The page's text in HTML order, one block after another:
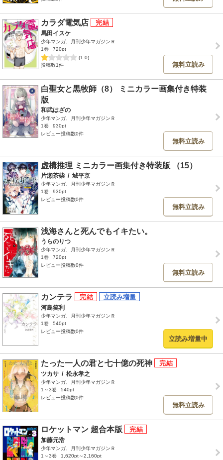
カラダ電気店
馬田イスケ
少年マンガ、月刊少年マガジンＲ
1巻
720pt
(1.0)
投稿数1件
無料立読み
白聖女と黒牧師（8） ミニカラー画集付き特装
版
和武はざの
少年マンガ、月刊少年マガジンＲ
1巻
930pt
レビュー投稿数0件
無料立読み
虚構推理 ミニカラー画集付き特装版 （15）
片瀬茶柴 / 城平京
少年マンガ、月刊少年マガジンＲ
1巻
930pt
レビュー投稿数0件
無料立読み
浅海さんと死んでもイキたい。
うらのりつ
少年マンガ、月刊少年マガジンＲ
1巻
720pt
レビュー投稿数0件
無料立読み
カンテラ
河島笑利
少年マンガ、月刊少年マガジンＲ
1巻
540pt
レビュー投稿数0件
立読み増量中
たった一人の君と七十億の死神
ツカサ / 松永孝之
少年マンガ、月刊少年マガジンＲ
1～3巻
540pt
レビュー投稿数0件
無料立読み
ロケットマン 超合本版
加藤元浩
少年マンガ、月刊少年マガジンＲ
1～3巻
1,620pt～2,160pt